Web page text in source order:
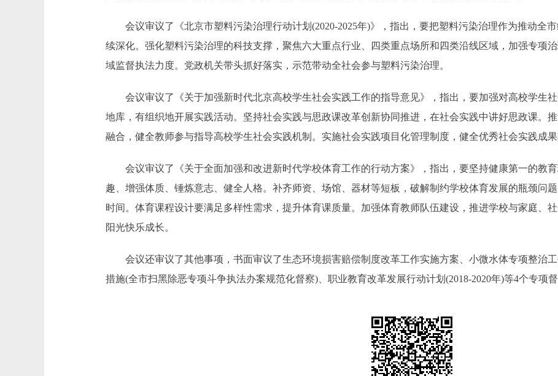
会议审议了《北京市塑料污染治理行动计划(2020-2025年)》，指出，要把塑料污染治理作为推动全
续深化。强化塑料污染治理的科技支撑，聚焦六大重点行业、四类重点场所和四类沿线区域，加强专项
域监督执法力度。党政机关带头抓好落实，示范带动全社会参与塑料污染治理。
会议审议了《关于加强新时代北京高校学生社会实践工作的指导意见》，指出，要加强对高校学生
地库，有组织地开展实践活动。坚持社会实践与思政课改革创新协同推进，在社会实践中讲好思政课。
融合，健全教师参与指导高校学生社会实践机制。实施社会实践项目化管理制度，健全优秀社会实践成果
会议审议了《关于全面加强和改进新时代学校体育工作的行动方案》，指出，要坚持健康第一的教
趣、增强体质、锤炼意志、健全人格。补齐师资、场馆、器材等短板，破解制约学校体育发展的瓶颈问
时间。体育课程设计要满足多样性需求，提升体育课质量。加强体育教师队伍建设，推进学校与家庭、
阳光快乐成长。
会议还审议了其他事项，书面审议了生态环境损害赔偿制度改革工作实施方案、小微水体专项整治
措施(全市扫黑除恶专项斗争执法办案规范化督察)、职业教育改革发展行动计划(2018-2020年)等4个专项